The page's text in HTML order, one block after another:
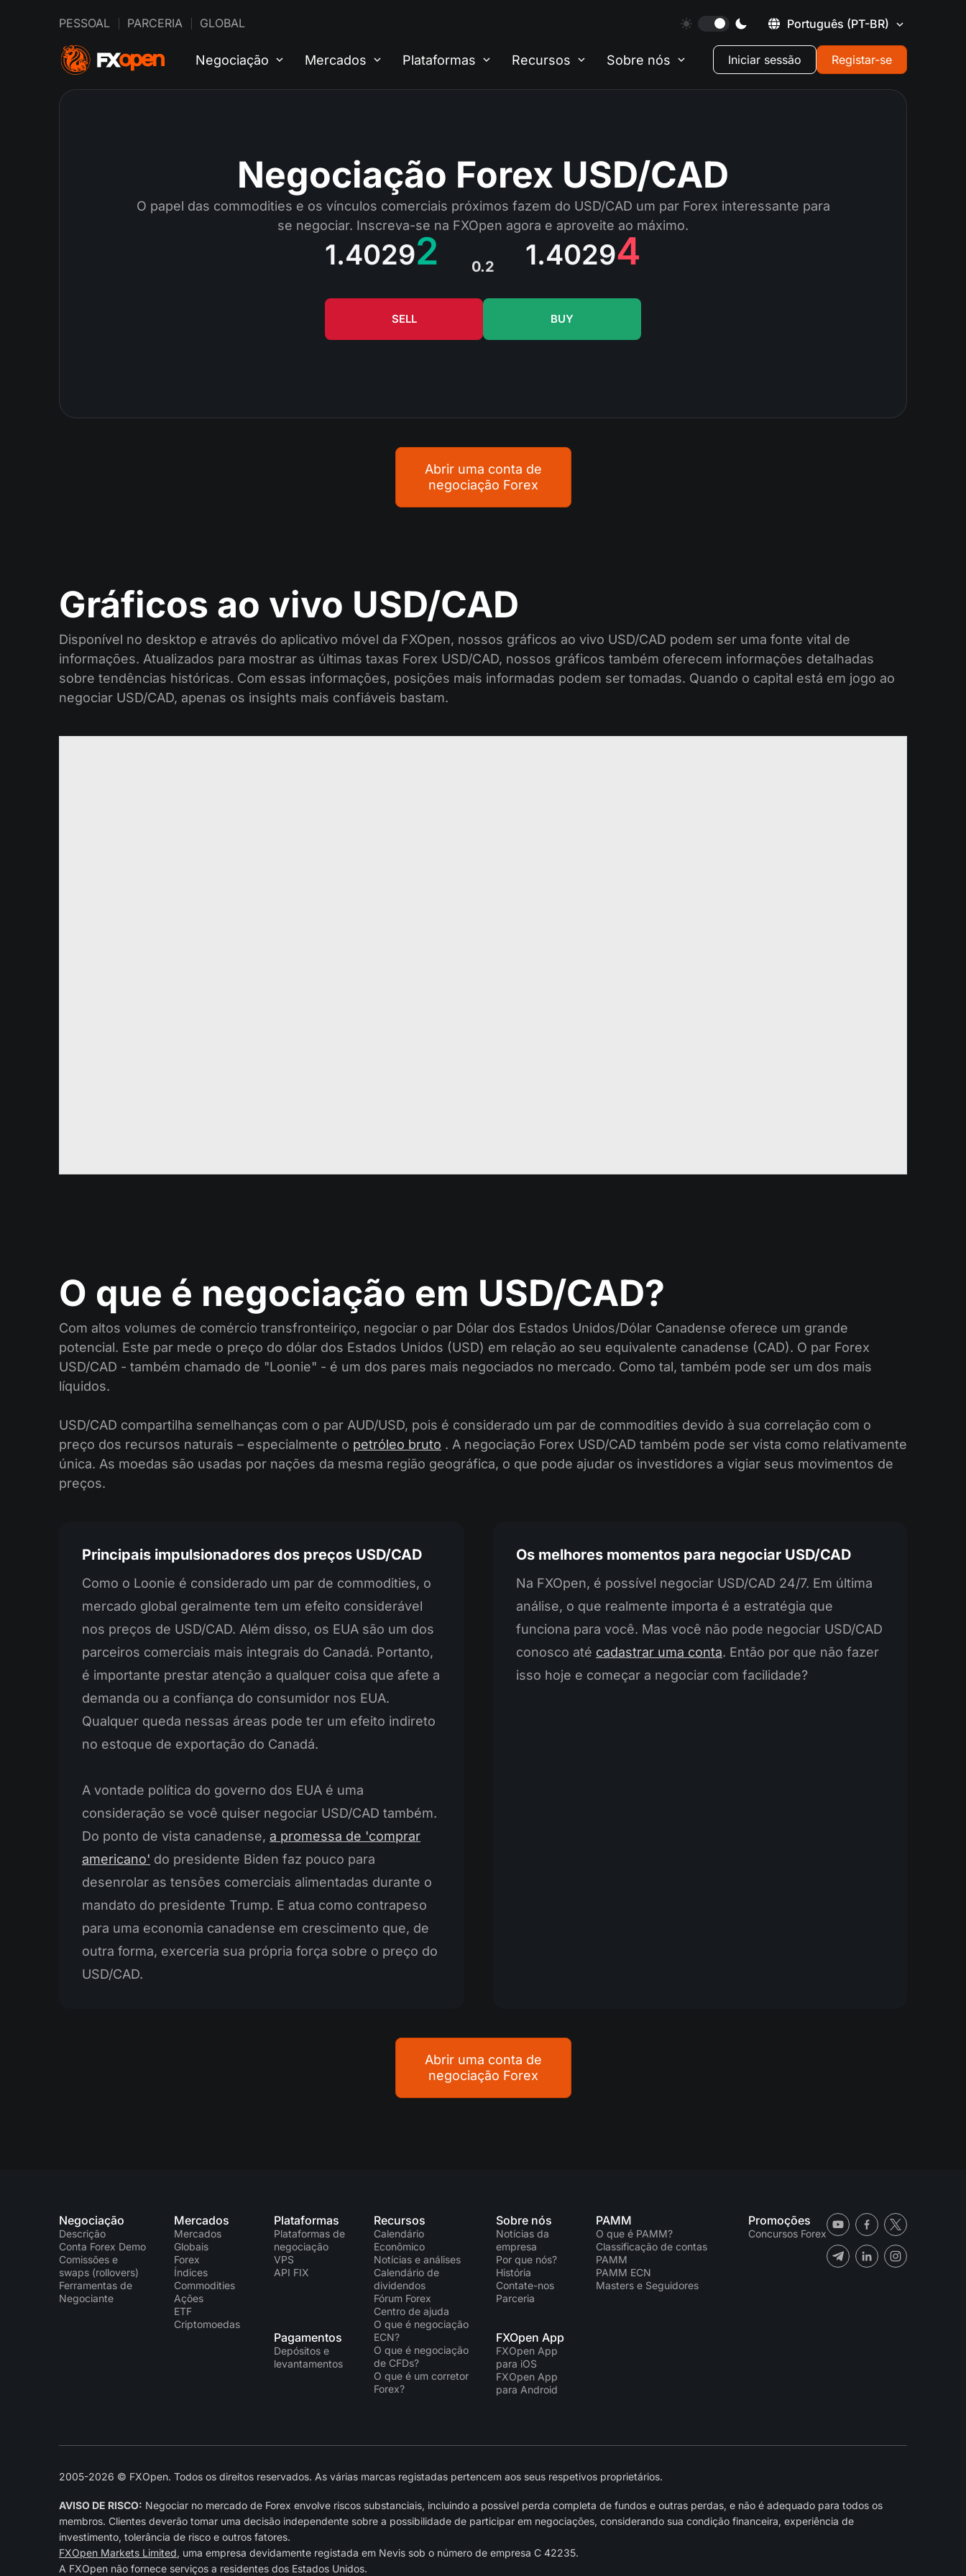
PESSOAL PARCERIA GLOBAL Português (PT-BR)
Negociação Mercados Plataformas Recursos Sobre nós Iniciar sessão Registar-se
Negociação Forex USD/CAD
O papel das commodities e os vínculos comerciais próximos fazem do USD/CAD um par Forex interessante para
se negociar. Inscreva-se na FXOpen agora e aproveite ao máximo.
0.2
1.40292
SELL
1.40294
BUY
Abrir uma conta de
negociação Forex
Gráficos ao vivo USD/CAD
Disponível no desktop e através do aplicativo móvel da FXOpen, nossos gráficos ao vivo USD/CAD podem ser uma fonte vital de
informações. Atualizados para mostrar as últimas taxas Forex USD/CAD, nossos gráficos também oferecem informações detalhadas
sobre tendências históricas. Com essas informações, posições mais informadas podem ser tomadas. Quando o capital está em jogo ao
negociar USD/CAD, apenas os insights mais confiáveis bastam.
O que é negociação em USD/CAD?
Com altos volumes de comércio transfronteiriço, negociar o par Dólar dos Estados Unidos/Dólar Canadense oferece um grande
potencial. Este par mede o preço do dólar dos Estados Unidos (USD) em relação ao seu equivalente canadense (CAD). O par Forex
USD/CAD - também chamado de "Loonie" - é um dos pares mais negociados no mercado. Como tal, também pode ser um dos mais
líquidos.
USD/CAD compartilha semelhanças com o par AUD/USD, pois é considerado um par de commodities devido à sua correlação com o
preço dos recursos naturais – especialmente o petróleo bruto . A negociação Forex USD/CAD também pode ser vista como relativamente
única. As moedas são usadas por nações da mesma região geográfica, o que pode ajudar os investidores a vigiar seus movimentos de
preços.
Principais impulsionadores dos preços USD/CAD
Como o Loonie é considerado um par de commodities, o
mercado global geralmente tem um efeito considerável
nos preços de USD/CAD. Além disso, os EUA são um dos
parceiros comerciais mais integrais do Canadá. Portanto,
é importante prestar atenção a qualquer coisa que afete a
demanda ou a confiança do consumidor nos EUA.
Qualquer queda nessas áreas pode ter um efeito indireto
no estoque de exportação do Canadá.
A vontade política do governo dos EUA é uma
consideração se você quiser negociar USD/CAD também.
Do ponto de vista canadense, a promessa de 'comprar
americano' do presidente Biden faz pouco para
desenrolar as tensões comerciais alimentadas durante o
mandato do presidente Trump. E atua como contrapeso
para uma economia canadense em crescimento que, de
outra forma, exerceria sua própria força sobre o preço do
USD/CAD.
Os melhores momentos para negociar USD/CAD
Na FXOpen, é possível negociar USD/CAD 24/7. Em última
análise, o que realmente importa é a estratégia que
funciona para você. Mas você não pode negociar USD/CAD
conosco até cadastrar uma conta. Então por que não fazer
isso hoje e começar a negociar com facilidade?
Abrir uma conta de
negociação Forex
Negociação
Descrição
Conta Forex Demo
Comissões e
swaps (rollovers)
Ferramentas de
Negociante
Mercados
Mercados
Globais
Forex
Índices
Commodities
Ações
ETF
Criptomoedas
Plataformas
Plataformas de
negociação
VPS
API FIX
Pagamentos
Depósitos e
levantamentos
Recursos
Calendário
Econômico
Notícias e análises
Calendário de
dividendos
Fórum Forex
Centro de ajuda
O que é negociação
ECN?
O que é negociação
de CFDs?
O que é um corretor
Forex?
Sobre nós
Notícias da
empresa
Por que nós?
História
Contate-nos
Parceria
FXOpen App
FXOpen App
para iOS
FXOpen App
para Android
PAMM
O que é PAMM?
Classificação de contas
PAMM
PAMM ECN
Masters e Seguidores
Promoções
Concursos Forex
2005-2026 © FXOpen. Todos os direitos reservados. As várias marcas registadas pertencem aos seus respetivos proprietários.
AVISO DE RISCO: Negociar no mercado de Forex envolve riscos substanciais, incluindo a possível perda completa de fundos e outras perdas, e não é adequado para todos os
membros. Clientes deverão tomar uma decisão independente sobre a possibilidade de participar em negociações, considerando sua condição financeira, experiência de
investimento, tolerância de risco e outros fatores.
FXOpen Markets Limited, uma empresa devidamente registada em Nevis sob o número de empresa C 42235.
A FXOpen não fornece serviços a residentes dos Estados Unidos.